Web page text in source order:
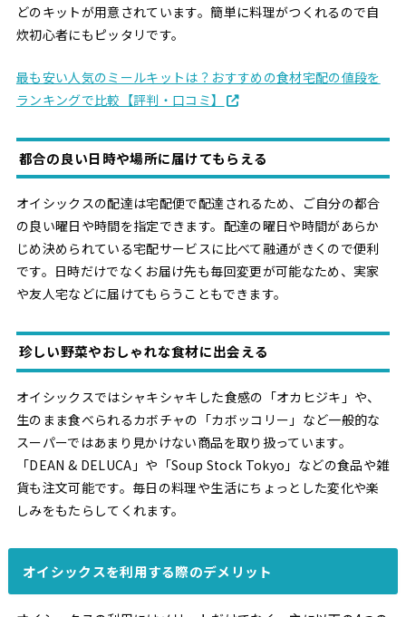
どのキットが用意されています。簡単に料理がつくれるので自
炊初心者にもピッタリです。
最も安い人気のミールキットは？おすすめの食材宅配の値段を
ランキングで比較【評判・口コミ】
都合の良い日時や場所に届けてもらえる
オイシックスの配達は宅配便で配達されるため、ご自分の都合
の良い曜日や時間を指定できます。配達の曜日や時間があらか
じめ決められている宅配サービスに比べて融通がきくので便利
です。日時だけでなくお届け先も毎回変更が可能なため、実家
や友人宅などに届けてもらうこともできます。
珍しい野菜やおしゃれな食材に出会える
オイシックスではシャキシャキした食感の「オカヒジキ」や、
生のまま食べられるカボチャの「カボッコリー」など一般的な
スーパーではあまり見かけない商品を取り扱っています。
「DEAN & DELUCA」や「Soup Stock Tokyo」などの食品や雑
貨も注文可能です。毎日の料理や生活にちょっとした変化や楽
しみをもたらしてくれます。
オイシックスを利用する際のデメリット